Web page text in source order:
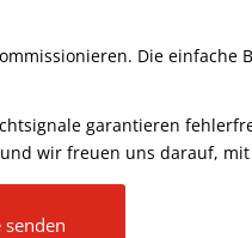
Die einfache
garantieren
wir freuen uns darauf,
senden